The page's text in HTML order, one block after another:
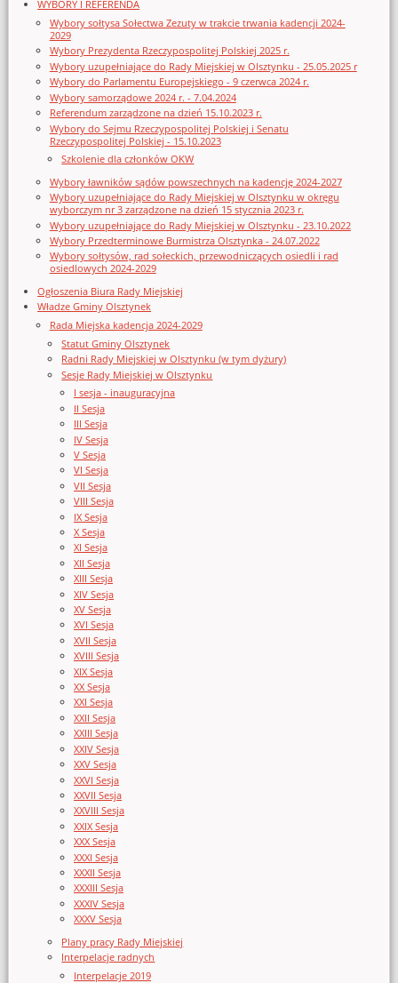
WYBORY I REFERENDA
Wybory sołtysa Sołectwa Zezuty w trakcie trwania kadencji 2024-
2029
Wybory Prezydenta Rzeczypospolitej Polskiej 2025 r.
Wybory uzupełniające do Rady Miejskiej w Olsztynku - 25.05.2025 r
Wybory do Parlamentu Europejskiego - 9 czerwca 2024 r.
Wybory samorządowe 2024 r. - 7.04.2024
Referendum zarządzone na dzień 15.10.2023 r.
Wybory do Sejmu Rzeczypospolitej Polskiej i Senatu
Rzeczypospolitej Polskiej - 15.10.2023
Szkolenie dla członków OKW
Wybory ławników sądów powszechnych na kadencję 2024-2027
Wybory uzupełniające do Rady Miejskiej w Olsztynku w okręgu
wyborczym nr 3 zarządzone na dzień 15 stycznia 2023 r.
Wybory uzupełniające do Rady Miejskiej w Olsztynku - 23.10.2022
Wybory Przedterminowe Burmistrza Olsztynka - 24.07.2022
Wybory sołtysów, rad sołeckich, przewodniczących osiedli i rad
osiedlowych 2024-2029
Ogłoszenia Biura Rady Miejskiej
Władze Gminy Olsztynek
Rada Miejska kadencja 2024-2029
Statut Gminy Olsztynek
Radni Rady Miejskiej w Olsztynku (w tym dyżury)
Sesje Rady Miejskiej w Olsztynku
I sesja - inauguracyjna
II Sesja
III Sesja
IV Sesja
V Sesja
VI Sesja
VII Sesja
VIII Sesja
IX Sesja
X Sesja
XI Sesja
XII Sesja
XIII Sesja
XIV Sesja
XV Sesja
XVI Sesja
XVII Sesja
XVIII Sesja
XIX Sesja
XX Sesja
XXI Sesja
XXII Sesja
XXIII Sesja
XXIV Sesja
XXV Sesja
XXVI Sesja
XXVII Sesja
XXVIII Sesja
XXIX Sesja
XXX Sesja
XXXI Sesja
XXXII Sesja
XXXIII Sesja
XXXIV Sesja
XXXV Sesja
Plany pracy Rady Miejskiej
Interpelacje radnych
Interpelacje 2019